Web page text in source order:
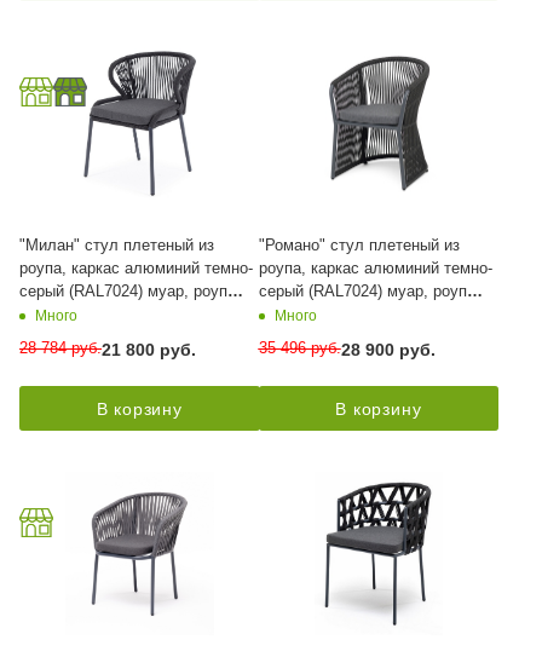
"Милан" стул плетеный из
роупа, каркас алюминий темно-
серый (RAL7024) муар, роуп
темно-серый круглый, ткань
Много
28 784руб.21 800 руб.
В корзину
"Романо" стул плетеный из
роупа, каркас алюминий темно-
серый (RAL7024) муар, роуп
темно-серый круглый, ткань
Много
35 496руб.28 900руб.
В корзину